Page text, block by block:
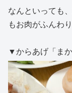
なんといっても
もお肉がふんわ
▼からあげ「ま